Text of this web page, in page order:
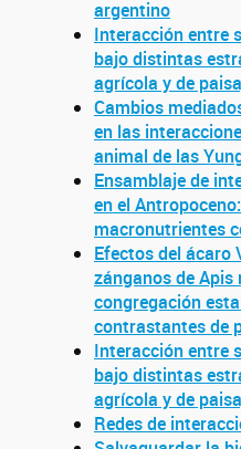
argentino
Interacción entre
bajo distintas
agrícola y de
Cambios
en las
animal de las
Ensamblaje de
en el
macronutrientes
Efectos del ácaro
zánganos de Apis
congregación
contrastantes de
Interacción entre
bajo distintas
agrícola y de
Redes de